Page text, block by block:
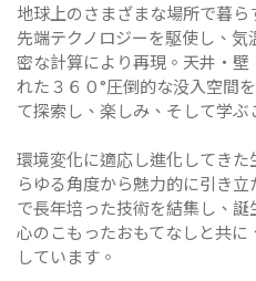
地球上のさまざまな場所で暮
先端テクノロジーを駆使し、
密な計算により再現。天井・
れた３６０°圧倒的な没入空間
て探索し、楽しみ、そして学ぶ
環境変化に適応し進化してき
らゆる角度から魅力的に引き
で長年培った技術を結集し、
心のこもったおもてなしと共
しています。